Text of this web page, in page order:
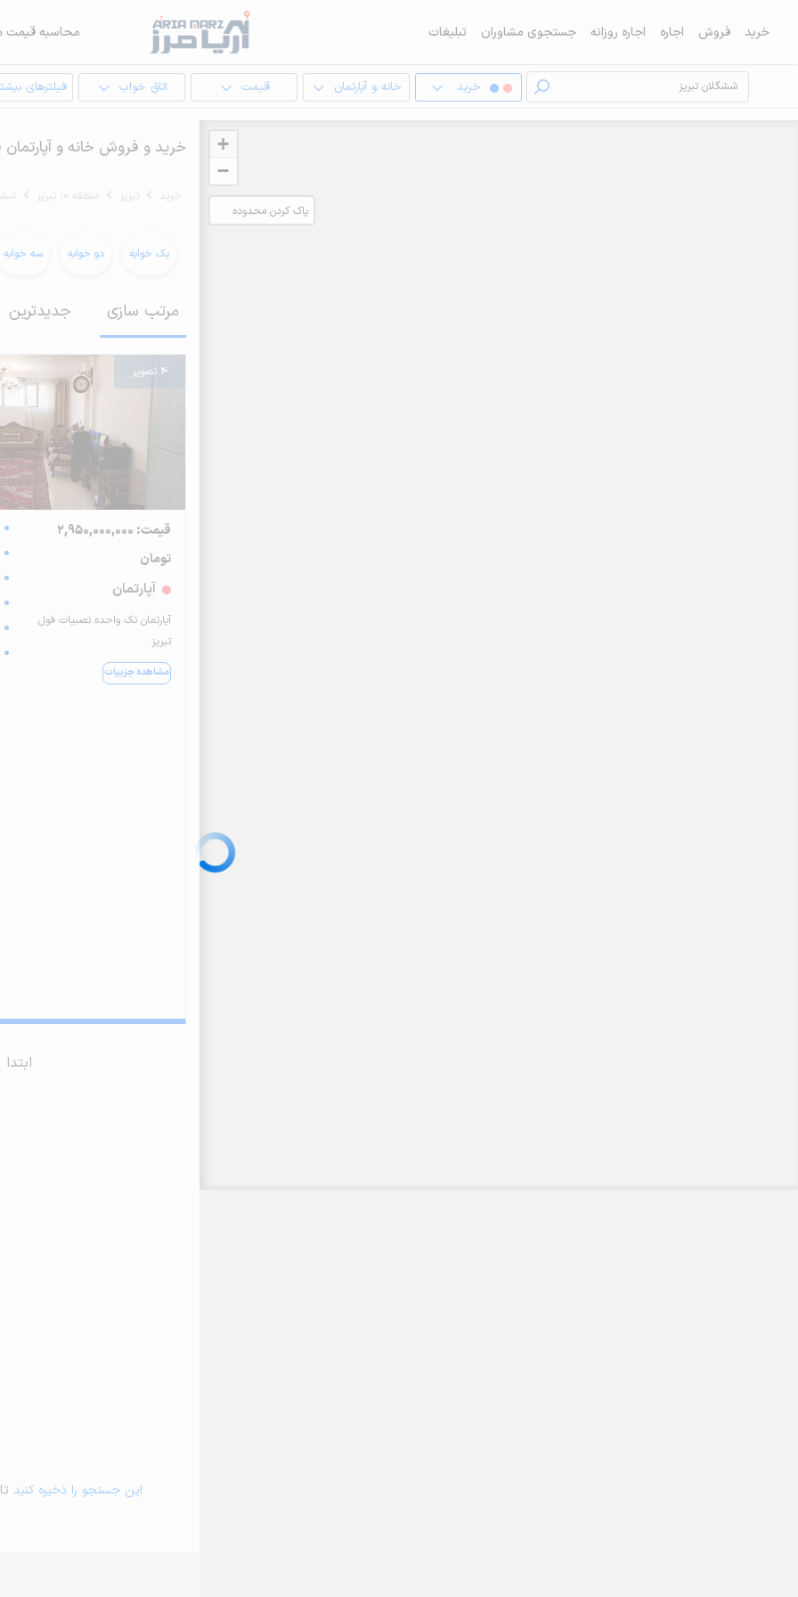
خرید فروش اجاره اجاره روزانه جستجوی مشاوران تبلیغات محاسبه قیمت
خرید خانه و آپارتمان قیمت اتاق خواب فیلترهای
+
−
پاک کردن محدوده
خرید و فروش خانه و آپارتمان قیمت از 1 میلیارد تا 3 میلیارد
خرید تبریز منطقه 10 تبریز
یک خوابه دو خوابه سه خوابه
مرتب سازی جدیدترین
4 تصویر
قیمت: 2,950,000,000
تومان
آپارتمان
آپارتمان تک واحده نصبیات فول
تبریز
مشاهده جزییات
ابتدا
این جستجو را ذخیره کنید